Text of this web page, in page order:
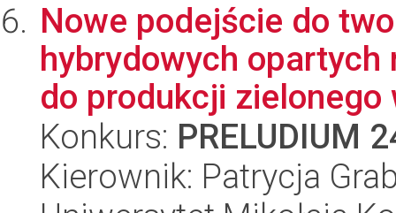
Nowe podejście do
hybrydowych
do produkcji zielonego
Konkurs: PRELUDIUM
Kierownik: Patrycja